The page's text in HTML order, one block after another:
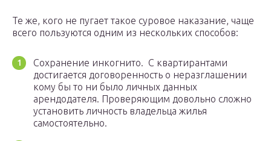
Те же, кого не пугает такое суровое наказание, чаще
всего пользуются одним из нескольких способов:
Сохранение инкогнито. С квартирантами
достигается договоренность о неразглашении
кому бы то ни было личных данных
арендодателя. Проверяющим довольно сложно
установить личность владельца жилья
самостоятельно.